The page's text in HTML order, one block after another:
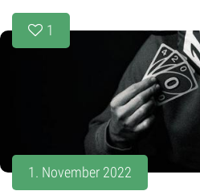
1
1. November 2022